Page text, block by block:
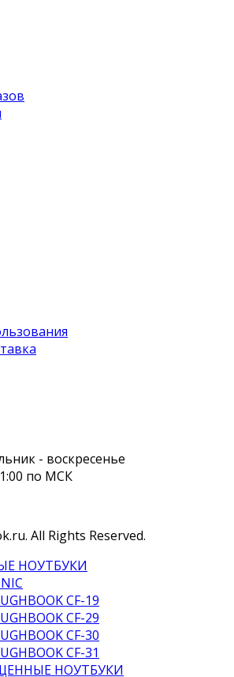
- воскресенье
по МСК
All Rights Reserved.
НОУТБУКИ
CF-19
CF-29
CF-30
CF-31
НОУТБУКИ